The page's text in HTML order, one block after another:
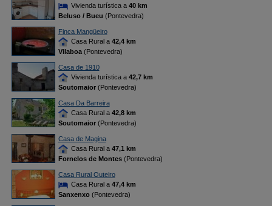
Vivienda turística a 40 km
Beluso / Bueu (Pontevedra)
Finca Mangüeiro
Casa Rural a 42,4 km
Vilaboa(Pontevedra)
Casa de 1910
Vivienda turística a 42,7 km
Soutomaior(Pontevedra)
Casa Da Barreira
Casa Rural a 42,8 km
Soutomaior(Pontevedra)
Casa de Magina
Casa Rural a 47,1 km
Fornelos de Montes(Pontevedra)
Casa Rural Outeiro
Casa Rural a 47,4 km
Sanxenxo(Pontevedra)